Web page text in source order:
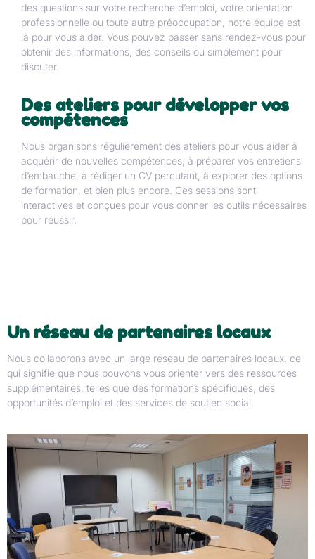
des questions sur votre recherche d’emploi, votre orientation
professionnelle ou toute autre préoccupation, notre équipe est
là pour vous aider. Vous pouvez passer sans rendez-vous pour
obtenir des informations, des conseils ou simplement pour
discuter.
Des ateliers pour développer vos
compétences
Nous organisons régulièrement des ateliers pour vous aider à
acquérir de nouvelles compétences, à préparer vos entretiens
d’embauche, à rédiger un CV percutant, à explorer des options
de formation, et bien plus encore. Ces sessions sont
interactives et conçues pour vous donner les outils nécessaires
pour réussir.
Un réseau de partenaires locaux
Nous collaborons avec un large réseau de partenaires locaux, ce
qui signifie que nous pouvons vous orienter vers des ressources
supplémentaires, telles que des formations spécifiques, des
opportunités d’emploi et des services de soutien social.